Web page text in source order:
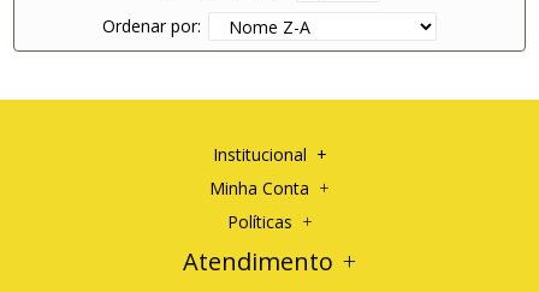
Ordenar por:
Institucional +
Sobre a Empresa
Minha Conta +
Dados Pessoais
Alterar Senha
Meus Pedidos
Políticas +
Devolução e Reembolso
Atendimento +